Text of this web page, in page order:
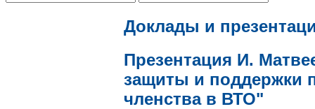
Доклады и
Презентация И.
защиты и поддержки
членства в ВТО"